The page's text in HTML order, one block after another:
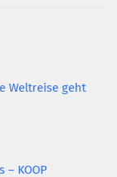
Weltreise geht
– KOOP